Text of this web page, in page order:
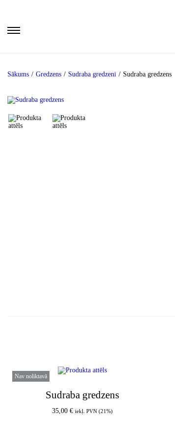
Sākums / Gredzens / Sudraba gredzeni / Sudraba gredzens
Nav noliktavā
Sudraba gredzens
35,00 € iekļ. PVN (21%)